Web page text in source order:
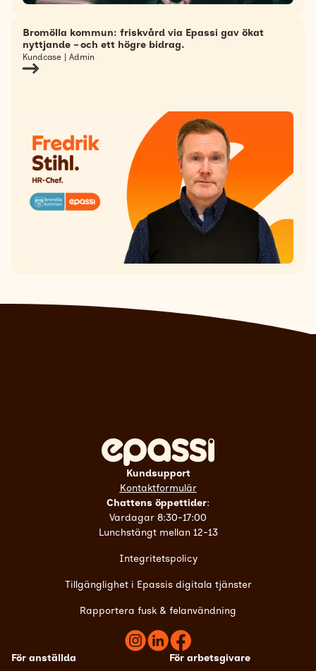
Bromölla kommun: friskvård via Epassi gav ökat
nyttjande – och ett högre bidrag.
Kundcase | Admin
Kundsupport
Kontaktformulär
Chattens öppettider:
Vardagar 8:30-17:00
Lunchstängt mellan 12-13
Integritetspolicy
Tillgänglighet i Epassis digitala tjänster
Rapportera fusk & felanvändning
För anställda För arbetsgivare